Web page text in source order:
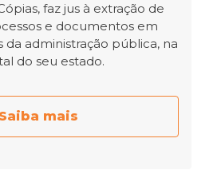
faz jus à extração de
e documentos em
da administração pública, na
do seu estado.
Saiba mais